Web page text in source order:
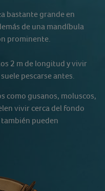
bastante grande en
de una mandíbula
prominente.
2 m de longitud y vivir
pescarse antes.
como gusanos, moluscos,
vivir cerca del fondo
pueden